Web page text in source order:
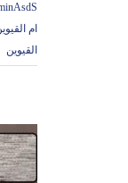
ام
القيوين